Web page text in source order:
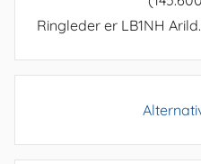
Ringleder er LB1NH Arild.